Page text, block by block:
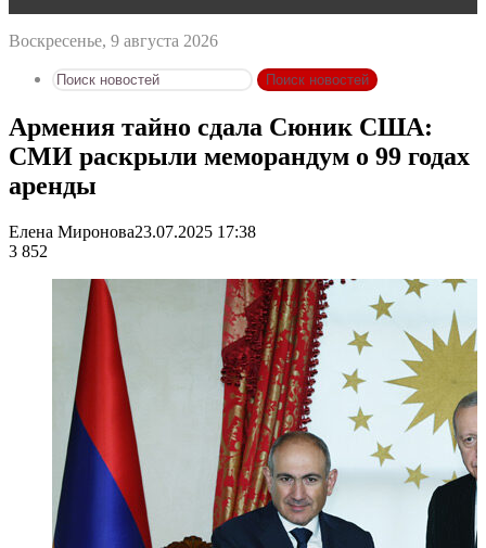
Воскресенье, 9 августа 2026
Поиск новостей
Армения тайно сдала Сюник США:
СМИ раскрыли меморандум о 99 годах
аренды
Елена Миронова23.07.2025 17:38
3 852